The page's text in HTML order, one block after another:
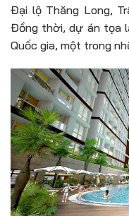
Đại lộ Thăng Long,
Đồng thời, dự án tọa
Quốc gia, một trong